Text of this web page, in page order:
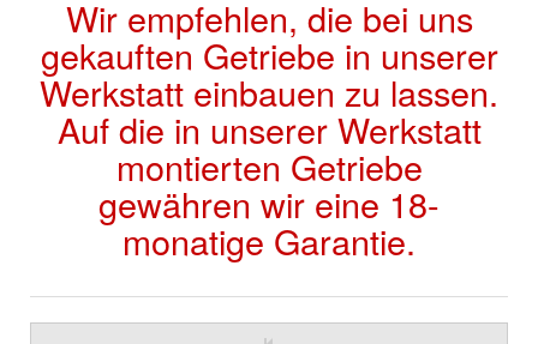
Wir empfehlen, die bei uns
gekauften Getriebe in unserer
Werkstatt einbauen zu lassen.
Auf die in unserer Werkstatt
montierten Getriebe
gewähren wir eine 18-
monatige Garantie.